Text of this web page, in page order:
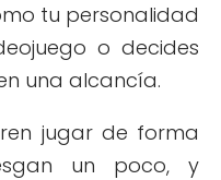
tu personalidad
o decides
una alcancía.
jugar de forma
un poco, y